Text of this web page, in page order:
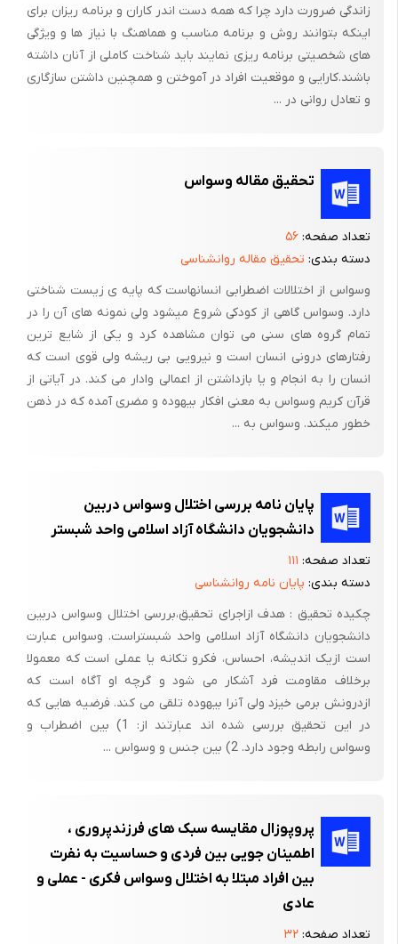
زاندگی ضرورت دارد چرا که همه دست اندر کاران و برنامه ریزان برای
اینکه بتوانند روش و برنامه مناسب و هماهنگ با نیاز ها و ویژگی
های شخصیتی برنامه ریزی نمایند باید شناخت کاملی از آنان داشته
باشند.کارایی و موقعیت افراد در آموختن و همچنین داشتن سازگاری
و تعادل روانی در ...
تحقیق مقاله وسواس
تعداد صفحه: ۵۶
دسته بندی: تحقیق مقاله روانشناسی
وسواس از اختلالات اضطرابی انسانهاست که پایه ی زیست شناختی
دارد. وسواس گاهی از کودکی شروع میشود ولی نمونه های آن را در
تمام گروه های سنی می توان مشاهده کرد و یکی از شایع ترین
رفتارهای درونی انسان است و نیرویی بی ریشه ولی قوی است که
انسان را به انجام و یا بازداشتن از اعمالی وادار می کند. در آیاتی از
قرآن کریم وسواس به معنی افکار بیهوده و مضری آمده که در ذهن
خطور میکند. وسواس به ...
پایان نامه بررسی اختلال وسواس دربین
دانشجویان دانشگاه آزاد اسلامی واحد شبستر
تعداد صفحه: ۱۱۱
دسته بندی: پایان نامه روانشناسی
چکیده تحقیق : هدف ازاجرای تحقیق،بررسی اختلال وسواس دربین
دانشجویان دانشگاه آزاد اسلامی واحد شبستراست. وسواس عبارت
است ازیک اندیشه، احساس، فکرو تکانه یا عملی است که معمولا
برخلاف مقاومت فرد آشکار می شود و گرچه او آگاه است که
ازدرونش برمی خیزد ولی آنرا بیهوده تلقی می کند. فرضیه هایی که
در این تحقیق بررسی شده اند عبارتند از: 1) بین اضطراب و
وسواس رابطه وجود دارد. 2) بین جنس و وسواس ...
پروپوزال مقایسه سبک های فرزندپروری ،
اطمینان جویی بین فردی و حساسیت به نفرت
بین افراد مبتلا به اختلال وسواس فکری - عملی و
عادی
تعداد صفحه: ۳۲